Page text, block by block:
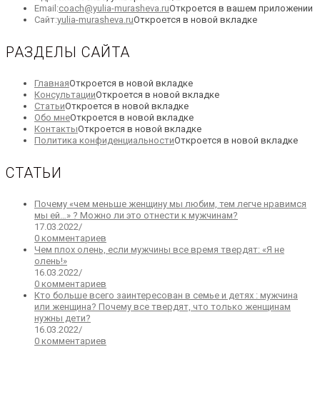
Email:coach@yulia-murasheva.ruОткроется в вашем приложении
Сайт:yulia-murasheva.ruОткроется в новой вкладке
РАЗДЕЛЫ САЙТА
ГлавнаяОткроется в новой вкладке
КонсультацииОткроется в новой вкладке
СтатьиОткроется в новой вкладке
Обо мнеОткроется в новой вкладке
КонтактыОткроется в новой вкладке
Политика конфиденциальностиОткроется в новой вкладке
СТАТЬИ
Почему «чем меньше женщину мы любим, тем легче нравимся
мы ей…» ? Можно ли это отнести к мужчинам?
17.03.2022/
0 комментариев
Чем плох олень, если мужчины все время твердят: «Я не
олень!»
16.03.2022/
0 комментариев
Кто больше всего заинтересован в семье и детях : мужчина
или женщина? Почему все твердят, что только женщинам
нужны дети?
16.03.2022/
0 комментариев